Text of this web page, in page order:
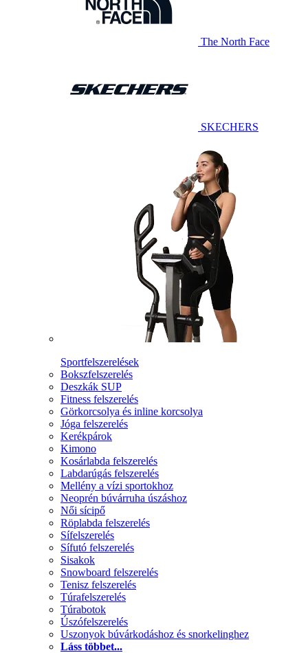
The North Face
SKECHERS
Sportfelszerelések
Bokszfelszerelés
Deszkák SUP
Fitness felszerelés
Görkorcsolya és inline korcsolya
Jóga felszerelés
Kerékpárok
Kimono
Kosárlabda felszerelés
Labdarúgás felszerelés
Mellény a vízi sportokhoz
Neoprén búvárruha úszáshoz
Női sícipő
Röplabda felszerelés
Sífelszerelés
Sífutó felszerelés
Sisakok
Snowboard felszerelés
Tenisz felszerelés
Túrafelszerelés
Túrabotok
Úszófelszerelés
Uszonyok búvárkodáshoz és snorkelinghez
Láss többet...